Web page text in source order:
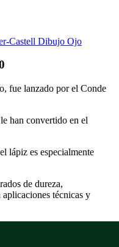
fue lanzado por el Conde
han convertido en el
lápiz es especialmente
de dureza,
técnicas y